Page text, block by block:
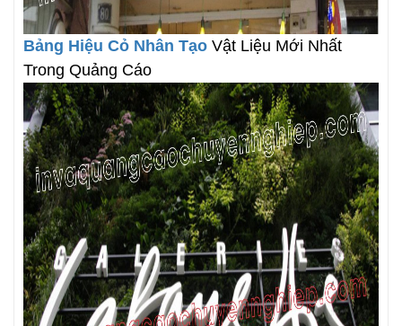
Bảng Hiệu Cỏ Nhân Tạo Vật Liệu Mới Nhất
Trong Quảng Cáo